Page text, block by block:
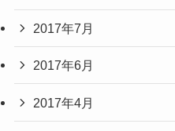
2017年7月
2017年6月
2017年4月